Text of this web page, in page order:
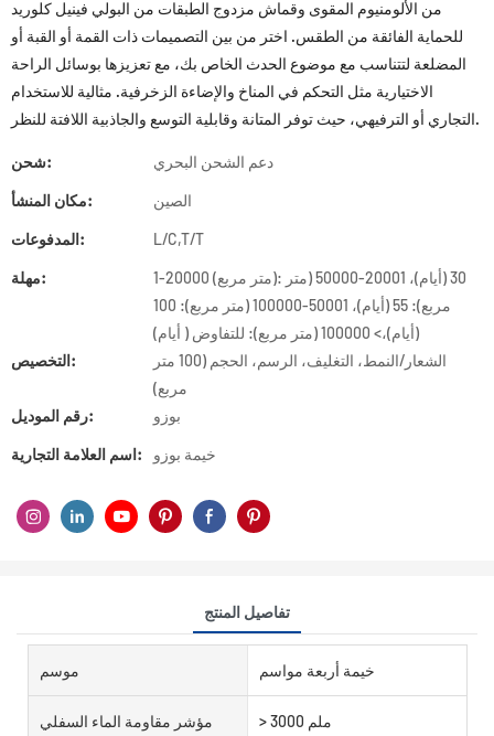
من الألومنيوم المقوى وقماش مزدوج الطبقات من البولي فينيل كلوريد
للحماية الفائقة من الطقس. اختر من بين التصميمات ذات القمة أو القبة أو
المضلعة لتتناسب مع موضوع الحدث الخاص بك، مع تعزيزها بوسائل الراحة
الاختيارية مثل التحكم في المناخ والإضاءة الزخرفية. مثالية للاستخدام
التجاري أو الترفيهي، حيث توفر المتانة وقابلية التوسع والجاذبية اللافتة للنظر.
شحن: دعم الشحن البحري
مكان المنشأ: الصين
المدفوعات: L/C,T/T
مهلة:
1-20000 (متر مربع): 30 (أيام)، 20001-50000 (متر
مربع): 55 (أيام)، 50001-100000 (متر مربع): 100
(أيام)،> 100000 (متر مربع): للتفاوض ( أيام)
التخصيص:
الشعار/النمط، التغليف، الرسم، الحجم (100 متر
مربع)
رقم الموديل:
بوزو
اسم العلامة التجارية: خيمة بوزو
تفاصيل المنتج
موسم خيمة أربعة مواسم
مؤشر مقاومة الماء السفلي > 3000 ملم